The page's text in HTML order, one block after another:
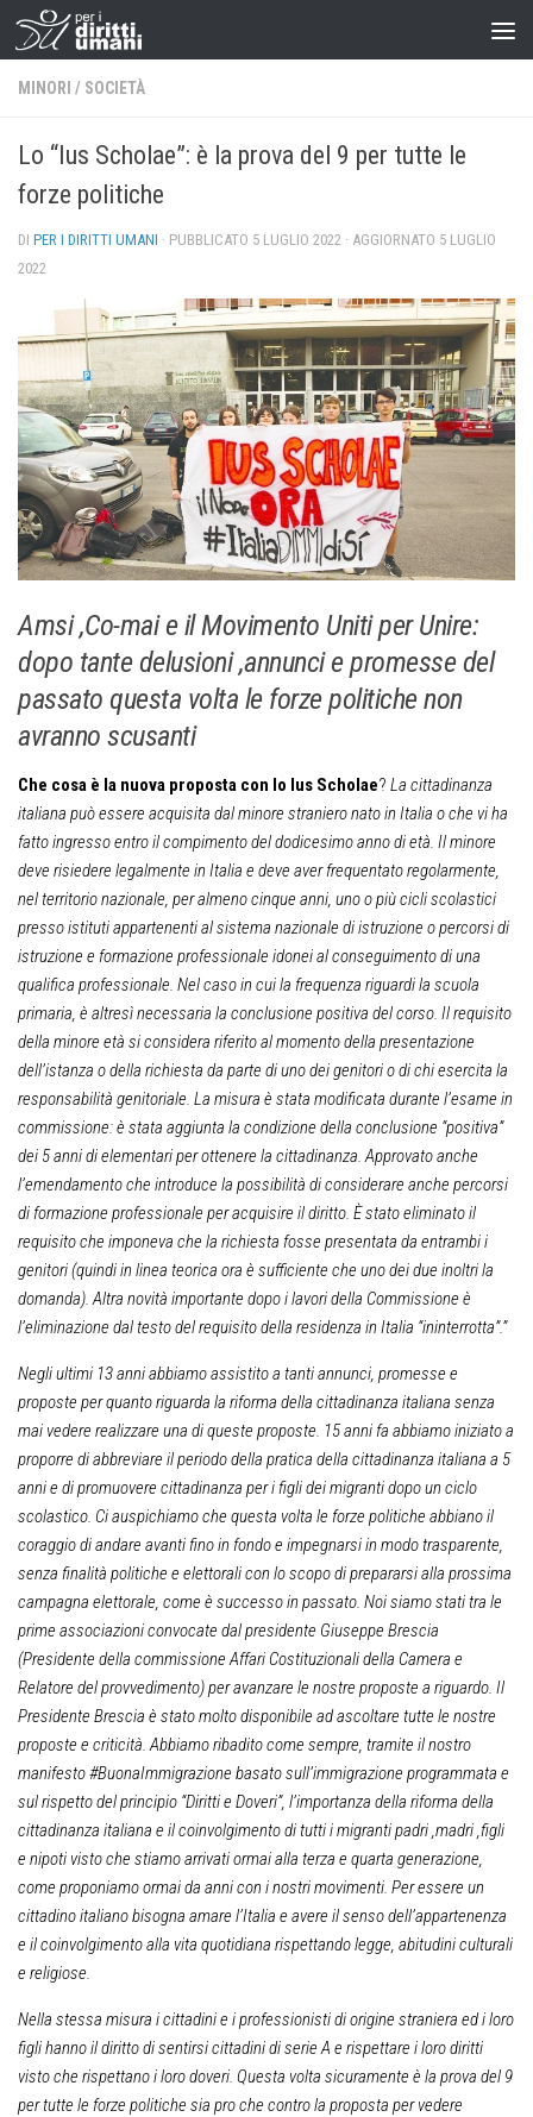
MINORI / SOCIETÀ
Lo “Ius Scholae”: è la prova del 9 per tutte le
forze politiche
DI PER I DIRITTI UMANI · PUBBLICATO 5 LUGLIO 2022 · AGGIORNATO 5 LUGLIO
2022
Amsi ,Co-mai e il Movimento Uniti per Unire:
dopo tante delusioni ,annunci e promesse del
passato questa volta le forze politiche non
avranno scusanti
Che cosa è la nuova proposta con lo Ius Scholae? La cittadinanza
italiana può essere acquisita dal minore straniero nato in Italia o che vi ha
fatto ingresso entro il compimento del dodicesimo anno di età. Il minore
deve risiedere legalmente in Italia e deve aver frequentato regolarmente,
nel territorio nazionale, per almeno cinque anni, uno o più cicli scolastici
presso istituti appartenenti al sistema nazionale di istruzione o percorsi di
istruzione e formazione professionale idonei al conseguimento di una
qualifica professionale. Nel caso in cui la frequenza riguardi la scuola
primaria, è altresì necessaria la conclusione positiva del corso. Il requisito
della minore età si considera riferito al momento della presentazione
dell’istanza o della richiesta da parte di uno dei genitori o di chi esercita la
responsabilità genitoriale. La misura è stata modificata durante l’esame in
commissione: è stata aggiunta la condizione della conclusione “positiva”
dei 5 anni di elementari per ottenere la cittadinanza. Approvato anche
l’emendamento che introduce la possibilità di considerare anche percorsi
di formazione professionale per acquisire il diritto. È stato eliminato il
requisito che imponeva che la richiesta fosse presentata da entrambi i
genitori (quindi in linea teorica ora è sufficiente che uno dei due inoltri la
domanda). Altra novità importante dopo i lavori della Commissione è
l’eliminazione dal testo del requisito della residenza in Italia “ininterrotta”.”
Negli ultimi 13 anni abbiamo assistito a tanti annunci, promesse e
proposte per quanto riguarda la riforma della cittadinanza italiana senza
mai vedere realizzare una di queste proposte. 15 anni fa abbiamo iniziato a
proporre di abbreviare il periodo della pratica della cittadinanza italiana a 5
anni e di promuovere cittadinanza per i figli dei migranti dopo un ciclo
scolastico. Ci auspichiamo che questa volta le forze politiche abbiano il
coraggio di andare avanti fino in fondo e impegnarsi in modo trasparente,
senza finalità politiche e elettorali con lo scopo di prepararsi alla prossima
campagna elettorale, come è successo in passato. Noi siamo stati tra le
prime associazioni convocate dal presidente Giuseppe Brescia
(Presidente della commissione Affari Costituzionali della Camera e
Relatore del provvedimento) per avanzare le nostre proposte a riguardo. Il
Presidente Brescia è stato molto disponibile ad ascoltare tutte le nostre
proposte e criticità. Abbiamo ribadito come sempre, tramite il nostro
manifesto #BuonaImmigrazione basato sull’immigrazione programmata e
sul rispetto del principio “Diritti e Doveri”, l’importanza della riforma della
cittadinanza italiana e il coinvolgimento di tutti i migranti padri ,madri ,figli
e nipoti visto che stiamo arrivati ormai alla terza e quarta generazione,
come proponiamo ormai da anni con i nostri movimenti. Per essere un
cittadino italiano bisogna amare l’Italia e avere il senso dell’appartenenza
e il coinvolgimento alla vita quotidiana rispettando legge, abitudini culturali
e religiose.
Nella stessa misura i cittadini e i professionisti di origine straniera ed i loro
figli hanno il diritto di sentirsi cittadini di serie A e rispettare i loro diritti
visto che rispettano i loro doveri. Questa volta sicuramente è la prova del 9
per tutte le forze politiche sia pro che contro la proposta per vedere